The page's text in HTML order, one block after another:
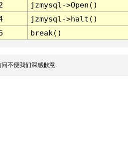
jzmysql->Open()
jzmysql->halt()
break()
不便我们深感歉意.